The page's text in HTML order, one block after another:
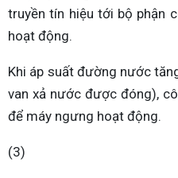
truyền tín hiệu tới bộ phận
hoạt động.
Khi áp suất đường nước
van xả nước được đóng),
để máy ngưng hoạt động.
(3)